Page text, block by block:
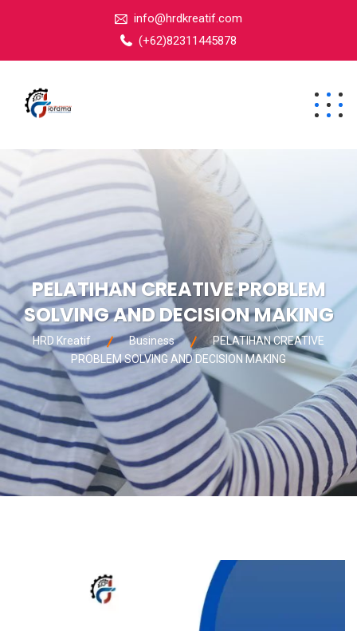
info@hrdkreatif.com
(+62)82311445878
PELATIHAN CREATIVE PROBLEM
SOLVING AND DECISION MAKING
HRD Kreatif Business
PELATIHAN CREATIVE
PROBLEM SOLVING AND DECISION MAKING